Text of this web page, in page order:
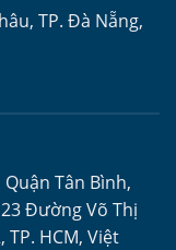
TP. Đà Nẵng,
Tân Bình,
Đường Võ Thị
HCM, Việt